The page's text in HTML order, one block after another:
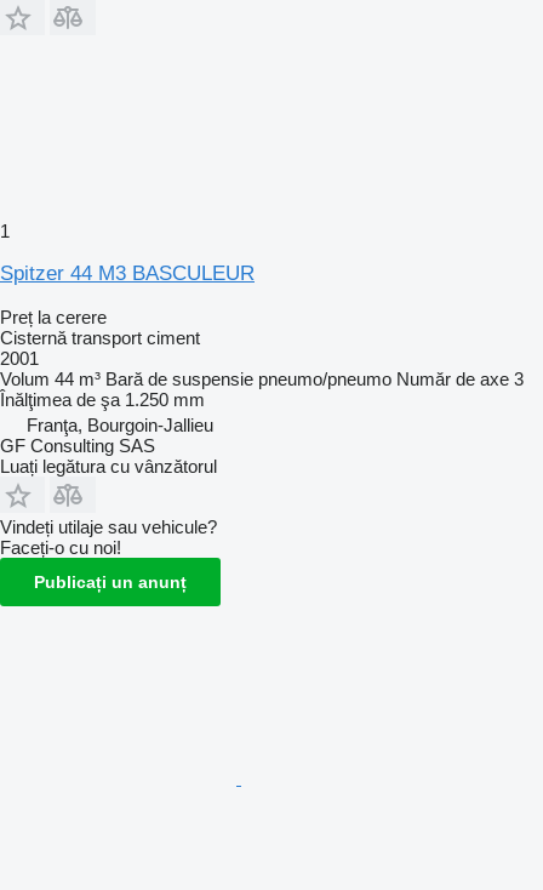
1
Spitzer 44 M3 BASCULEUR
Preț la cerere
Cisternă transport ciment
2001
Volum 44 m³ Bară de suspensie pneumo/pneumo Număr de axe 3
Înălţimea de şa 1.250 mm
Franţa, Bourgoin-Jallieu
GF Consulting SAS
Luați legătura cu vânzătorul
Vindeți utilaje sau vehicule?
Faceți-o cu noi!
Publicați un anunț